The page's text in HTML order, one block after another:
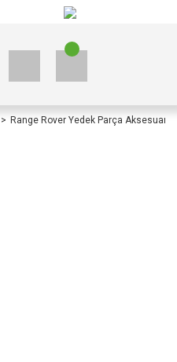
Range Rover Yedek Parça Aksesuar